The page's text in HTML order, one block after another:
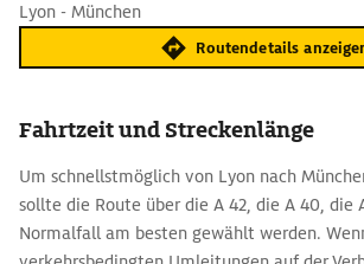
Lyon - München
Routendetails
Fahrtzeit und Streckenlänge
Um schnellstmöglich von Lyon nach
sollte die Route über die A 42, die A 40, die
Normalfall am besten gewählt werden.